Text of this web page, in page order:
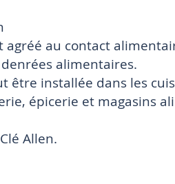
agréé au contact
alimentaires.
être installée dans les
épicerie et magasins
Allen.